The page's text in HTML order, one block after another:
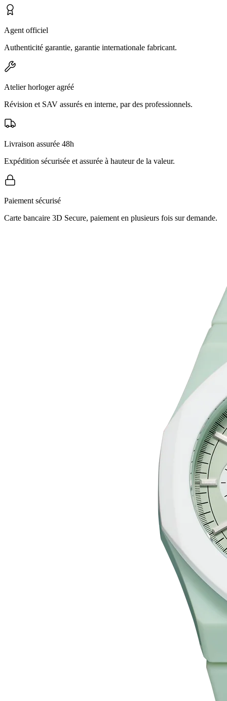
Agent officiel
Authenticité garantie, garantie internationale fabricant.
Atelier horloger agréé
Révision et SAV assurés en interne, par des professionnels.
Livraison assurée 48h
Expédition sécurisée et assurée à hauteur de la valeur.
Paiement sécurisé
Carte bancaire 3D Secure, paiement en plusieurs fois sur demande.